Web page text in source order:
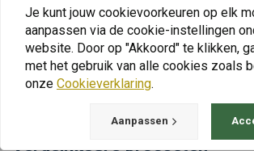
View more
Je kunt jouw cookievoorkeuren op elk
aanpassen via de cookie-instellingen
website. Door op "Akkoord" te klikken,
met het gebruik van alle cookies zoals
onze Cookieverklaring.
Aanpassen